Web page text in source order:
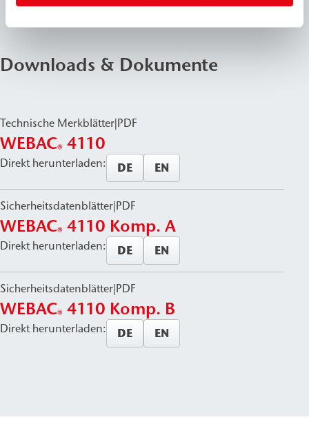
Downloads & Dokumente
Technische Merkblätter|PDF
WEBAC® 4110
Direkt herunterladen: DE EN
Sicherheitsdatenblätter|PDF
WEBAC® 4110 Komp. A
Direkt herunterladen: DE EN
Sicherheitsdatenblätter|PDF
WEBAC® 4110 Komp. B
Direkt herunterladen: DE EN